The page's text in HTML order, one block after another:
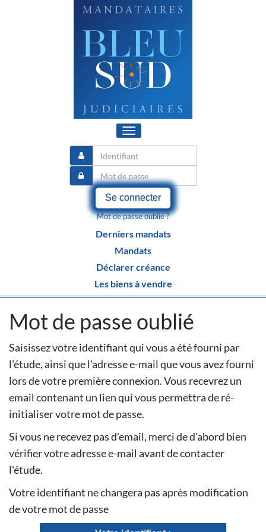
Toggle
navigation
Se connecter
Mot de passe oublié ?
Derniers mandats
Mandats
Déclarer créance
Les biens à vendre
Mot de passe oublié
Saisissez votre identifiant qui vous a été fourni par
l'étude, ainsi que l'adresse e-mail que vous avez fourni
lors de votre première connexion. Vous recevrez un
email contenant un lien qui vous permettra de ré-
initialiser votre mot de passe.
Si vous ne recevez pas d'email, merci de d'abord bien
vérifier votre adresse e-mail avant de contacter
l'étude.
Votre identifiant ne changera pas après modification
de votre mot de passe